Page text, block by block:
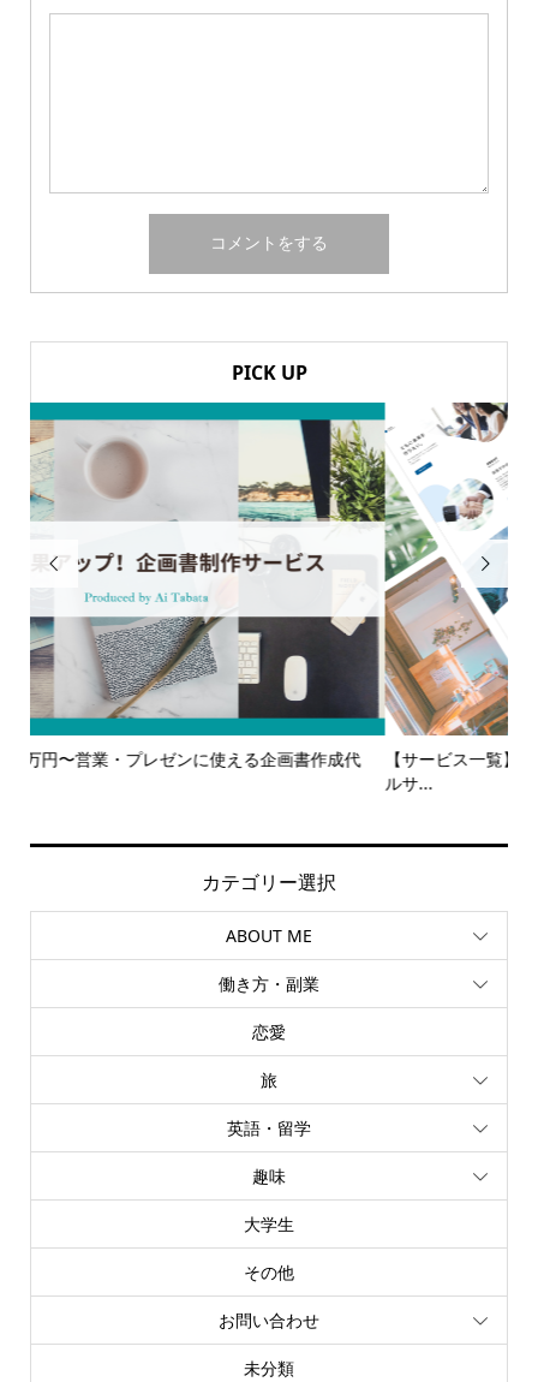
PICK UP

【サービス一覧】広報・企画・デザインの単発依頼からトータ 多

カテゴリー選択
ABOUT ME
働き方・副業
恋愛
旅
英語・留学
趣味
大学生
その他
お問い合わせ
未分類